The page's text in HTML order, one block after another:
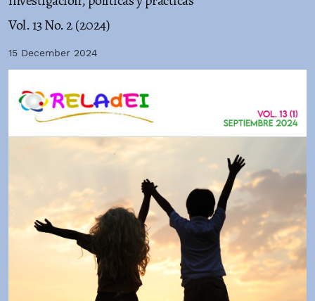
Vol. 13 No. 2 (2024)
15 December 2024